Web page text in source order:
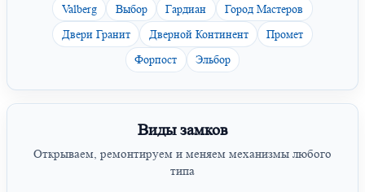
Valberg
Выбор Гардиан
Город Мастеров
Двери Гранит
Дверной Континент
Промет
Форпост
Эльбор
Виды замков
Открываем, ремонтируем и меняем механизмы любого
типа